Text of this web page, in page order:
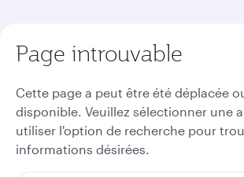
Page introuvable
Cette page a peut être été déplacée
disponible. Veuillez sélectionner une
utiliser l'option de recherche pour
informations désirées.